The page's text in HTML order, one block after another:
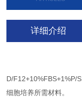
详细介绍
D/F12+10%FBS+1%P/
细胞培养所需材料。